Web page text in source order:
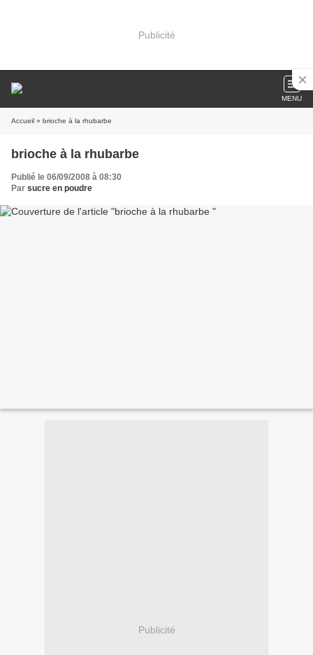
Publicité
MENU
Accueil » brioche à la rhubarbe
brioche à la rhubarbe
Publié le 06/09/2008 à 08:30
Par sucre en poudre
Publicité